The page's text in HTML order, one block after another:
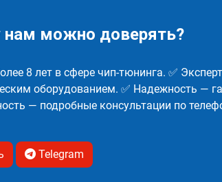
нам можно доверять?
8 лет в сфере чип-тюнинга. ✅
оборудованием. ✅ Надежность —
— подробные консультации по
Telegram